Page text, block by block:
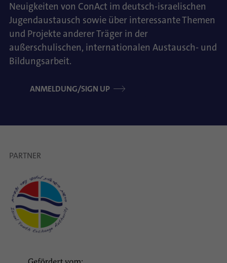
Neuigkeiten von ConAct im deutsch-israelischen
Jugendaustausch sowie über interessante Themen
und Projekte anderer Träger in der
außerschulischen, internationalen Austausch- und
Bildungsarbeit.
ANMELDUNG/SIGN UP
PARTNER